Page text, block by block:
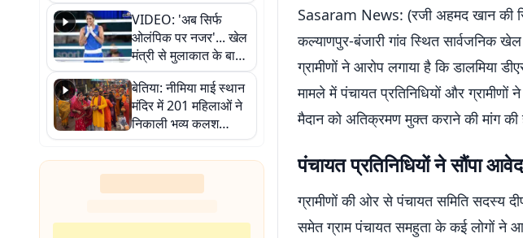
लगी लंबी कतारें
VIDEO: 'अब सिर्फ
ओलंपिक पर नजर'... खेल
मंत्री से मुलाकात के बाद
जैसमीन लंबोरिया का बड़ा
बयान
बेतिया: नीमिया माई स्थान
मंदिर में 201 महिलाओं ने
निकाली भव्य कलश
शोभायात्रा, शिवलिंग
प्राण-प्रतिष्ठा महोत्सव
शुरू
Sasaram News: (रजी अहमद खान की
कल्याणपुर-बंजारी गांव स्थित सार्वजनिक
ग्रामीणों ने आरोप लगाया है कि डालमिया
मामले में पंचायत प्रतिनिधियों और
मैदान को अतिक्रमण मुक्त कराने की मांग की
पंचायत प्रतिनिधियों ने सौंपा
ग्रामीणों की ओर से पंचायत समिति सदस्य
समेत ग्राम पंचायत समहुता के कई लोगों ने